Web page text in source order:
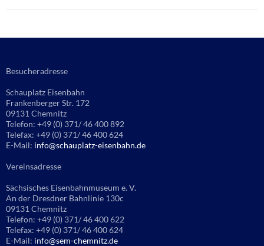
Besucheradresse
Schauplatz Eisenbahn
Frankenberger Str. 172
09131 Chemnitz
Telefon: +49 (0) 371/ 46 400 892
Telefax: +49 (0) 371/ 46 400 624
E-Mail: info@schauplatz-eisenbahn.de
Vereinsadresse
Sächsisches Eisenbahnmuseum e. V.
An der Dresdner Bahnlinie 130c
09131 Chemnitz
Telefon: +49 (0) 371/ 46 400 622
Telefax: +49 (0) 371/ 46 400 624
E-Mail: info@sem-chemnitz.de